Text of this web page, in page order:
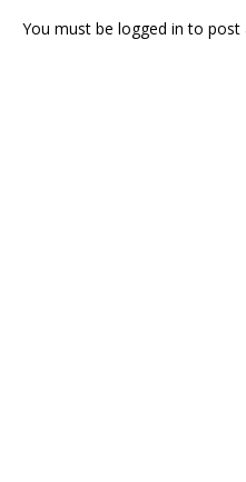
You must be logged in to post